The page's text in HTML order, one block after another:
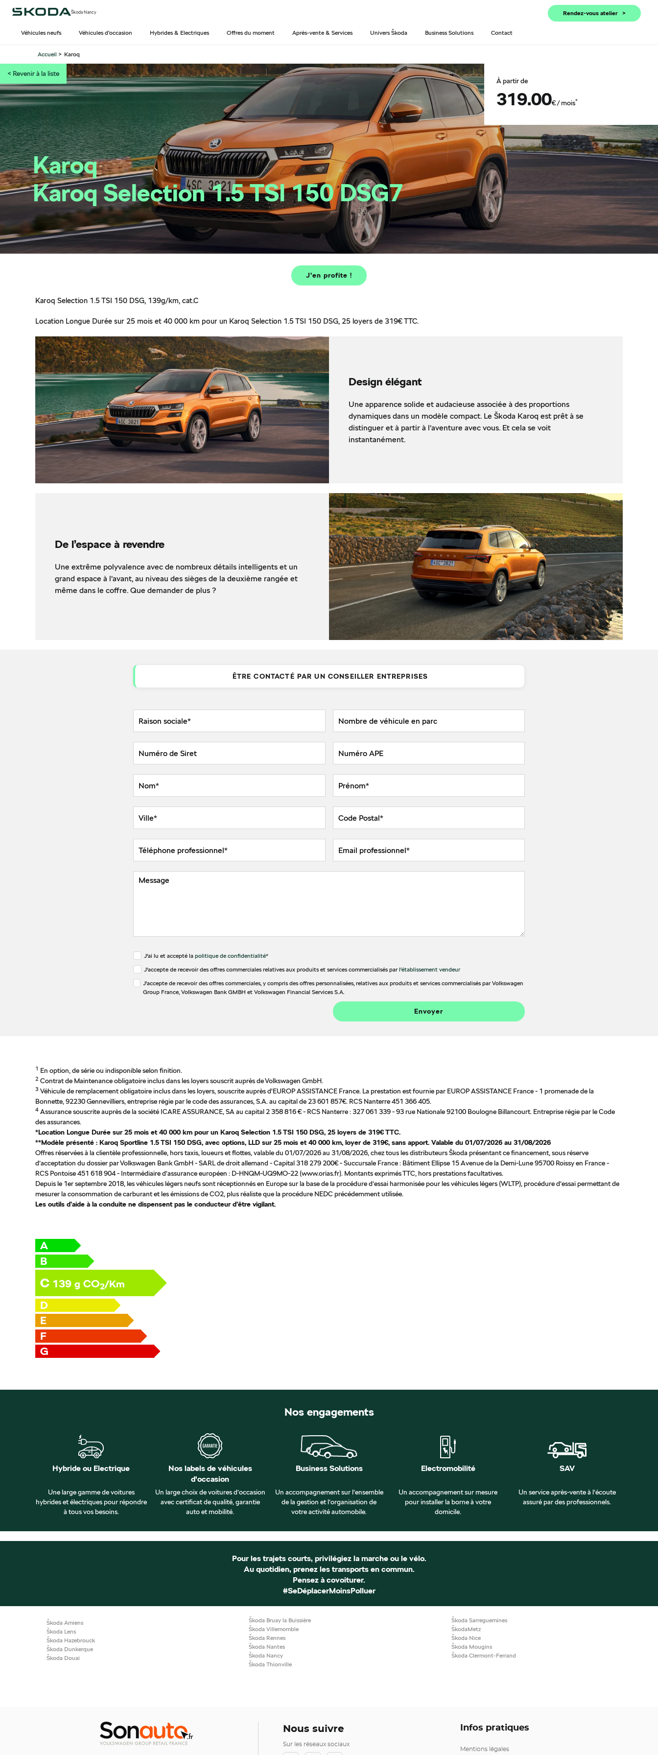
Škoda Nancy Rendez-vous atelier
Véhicules neufs Véhicules d’occasion Hybrides & Electriques Offres du moment Après-vente & Services Univers Škoda Business Solutions Contact
Accueil > Karoq
< Revenir à la liste
Karoq
Karoq Selection 1.5 TSI 150 DSG7
À partir de
319.00€ / mois*
J'en profite !
Karoq Selection 1.5 TSI 150 DSG, 139g/km, cat.C
Location Longue Durée sur 25 mois et 40 000 km pour un Karoq Selection 1.5 TSI 150 DSG, 25 loyers de 319€ TTC.
Design élégant
Une apparence solide et audacieuse associée à des proportions
dynamiques dans un modèle compact. Le Škoda Karoq est prêt à se
distinguer et à partir à l’aventure avec vous. Et cela se voit
instantanément.
De l’espace à revendre
Une extrême polyvalence avec de nombreux détails intelligents et un
grand espace à l’avant, au niveau des sièges de la deuxième rangée et
même dans le coffre. Que demander de plus ?
ÊTRE CONTACTÉ PAR UN CONSEILLER ENTREPRISES
J'ai lu et accepté la politique de confidentialité*
J'accepte de recevoir des offres commerciales relatives aux produits et services commercialisés parl'établissement vendeur
J'accepte de recevoir des offres commerciales, y compris des offres personnalisées, relatives aux produits et services commercialisés par Volkswagen
Group France, Volkswagen Bank GMBH et Volkswagen Financial Services S.A.
Envoyer
1 En option, de série ou indisponible selon finition.
2 Contrat de Maintenance obligatoire inclus dans les loyers souscrit auprès de Volkswagen GmbH.
3 Véhicule de remplacement obligatoire inclus dans les loyers, souscrite auprès d'EUROP ASSISTANCE France. La prestation est fournie par EUROP ASSISTANCE France - 1 promenade de la
Bonnette, 92230 Gennevilliers, entreprise régie par le code des assurances, S.A. au capital de 23 601 857€. RCS Nanterre 451 366 405.
4 Assurance souscrite auprès de la société ICARE ASSURANCE, SA au capital 2 358 816 € - RCS Nanterre : 327 061 339 - 93 rue Nationale 92100 Boulogne Billancourt. Entreprise régie par le Code
des assurances.
*Location Longue Durée sur 25 mois et 40 000 km pour un Karoq Selection 1.5 TSI 150 DSG, 25 loyers de 319€ TTC.
**Modèle présenté : Karoq Sportline 1.5 TSI 150 DSG, avec options, LLD sur 25 mois et40 000 km, loyer de 319€, sans apport. Valable du 01/07/2026 au 31/08/2026
Offres réservées à la clientèle professionnelle, hors taxis, loueurs et flottes, valable du 01/07/2026 au 31/08/2026, chez tous les distributeurs Škoda présentant ce financement, sous réserve
d’acceptation du dossier par Volkswagen Bank GmbH - SARL de droit allemand - Capital 318 279 200€ - Succursale France : Bâtiment Ellipse 15 Avenue de la Demi-Lune 95700 Roissy en France -
RCS Pontoise 451 618 904 - Intermédiaire d’assurance européen : D-HNQM-UQ9MO-22 (www.orias.fr). Montants exprimés TTC, hors prestations facultatives.
Depuis le 1er septembre 2018, les véhicules légers neufs sont réceptionnés en Europe sur la base de la procédure d’essai harmonisée pour les véhicules légers (WLTP), procédure d’essai permettant de
mesurer la consommation de carburant et les émissions de CO2, plus réaliste que la procédure NEDC précédemment utilisée.
Les outils d’aide à la conduite ne dispensent pas le conducteur d’être vigilant.
A
B
C 139 g CO2/Km
D
E
F
G
Nos engagements
Hybride ou Electrique
Une large gamme de voitures
hybrides et électriques pour répondre
à tous vos besoins.
Nos labels de véhicules
d'occasion
Un large choix de voitures d’occasion
avec certificat de qualité, garantie
auto et mobilité.
Business Solutions
Un accompagnement sur l’ensemble
de la gestion et l’organisation de
votre activité automobile.
Electromobilité
Un accompagnement sur mesure
pour installer la borne à votre
domicile.
SAV
Un service après-vente à l’écoute
assuré par des professionnels.
Pour les trajets courts, privilégiez la marche ou le vélo.
Au quotidien, prenez les transports en commun.
Pensez à covoiturer.
#SeDéplacerMoinsPolluer
Škoda Amiens
Škoda Lens
Škoda Hazebrouck
Škoda Dunkerque
Škoda Douai
Škoda Bruay la Buissière
Škoda Villemomble
Škoda Rennes
Škoda Nantes
Škoda Nancy
Škoda Thionville
Škoda Sarreguemines
ŠkodaMetz
Škoda Nice
Škoda Mougins
Škoda Clermont-Ferrand
Nous suivre
Sur les réseaux sociaux
Infos pratiques
Mentions légales